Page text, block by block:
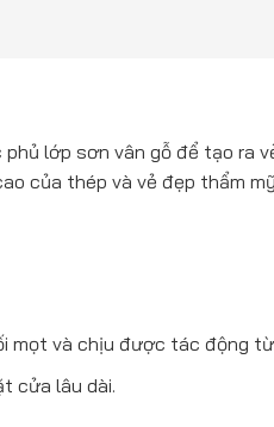
lớp sơn vân gỗ để tạo ra
của thép và vẻ đẹp thẩm
mọt và chịu được tác động
cửa lâu dài.